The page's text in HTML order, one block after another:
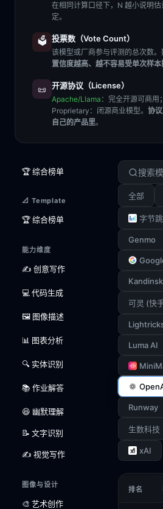
在相同计算口径下，N 越小说明
定。
🗳️ 投票数（Vote Count）
该模型或厂商参与评测的总次数
置信度越高、越不容易受单次样
📜 开源协议（License）
Apache/Llama ：完全开源可商用；
Proprietary ：闭源商业模型。 协
自己的产品里。
🏆 综合榜单
📐 Template
🏆 综合榜单
能力维度
✍️ 创意写作
💻 代码生成
🖼️ 图像描述
📊 图表分析
🔍 实体识别
📚 作业解答
😆 幽默理解
📝 文字识别
✍️ 视觉写作
图像与设计
🎨 艺术创作
全部
字节
Genmo
可灵 (快
Luma AI
Runway
生数科技
xAI
排名